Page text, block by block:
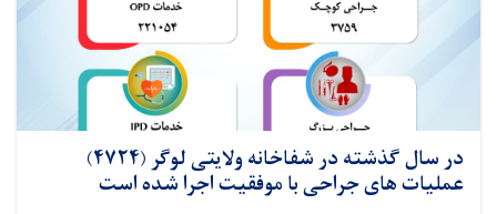
موفقیت
اجرا
است
در سال گذشته در شفاخانه ولایتی لوگر (۴۷۲۴)
عملیات های جراحی با موفقیت اجرا شده است